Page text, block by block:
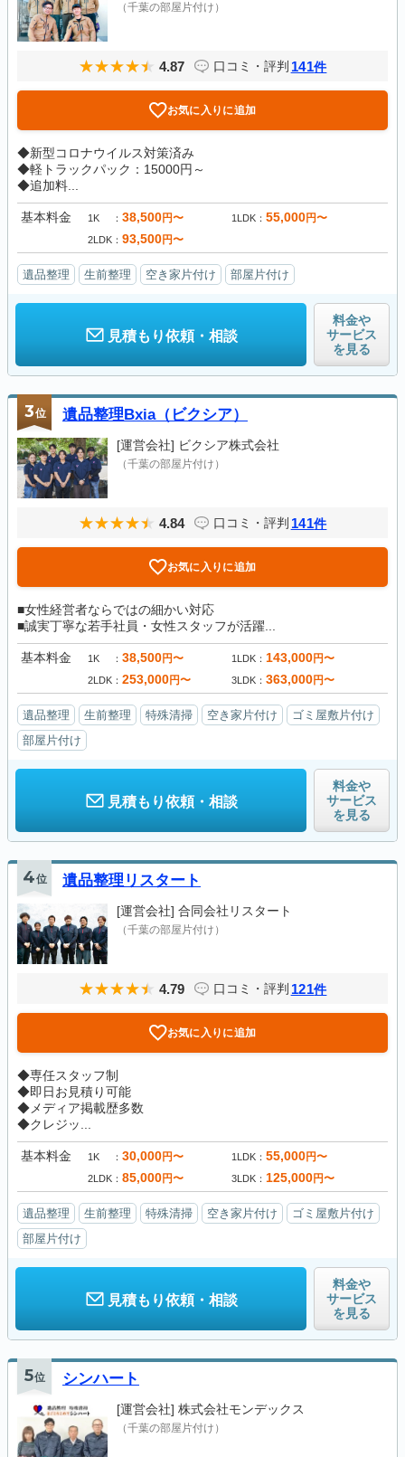
（千葉の部屋片付け）
4.87 口コミ・評判 141件
お気に入りに追加
◆新型コロナウイルス対策済み
◆軽トラックパック：15000円～
◆追加料...
基本料金 1K 38,500円〜 1LDK 55,000円〜
2LDK 93,500円〜
遺品整理 生前整理 空き家片付け 部屋片付け
見積もり依頼・相談
料金や
サービス
を見る
3位 遺品整理Bxia（ビクシア）
[運営会社] ビクシア株式会社
（千葉の部屋片付け）
4.84 口コミ・評判 141件
お気に入りに追加
■女性経営者ならではの細かい対応
■誠実丁寧な若手社員・女性スタッフが活躍...
基本料金 1K 38,500円〜 1LDK 143,000円〜
2LDK 253,000円〜 3LDK 363,000円〜
遺品整理 生前整理 特殊清掃 空き家片付け
ゴミ屋敷片付け
部屋片付け
見積もり依頼・相談
料金や
サービス
を見る
4位 遺品整理リスタート
[運営会社] 合同会社リスタート
（千葉の部屋片付け）
4.79 口コミ・評判 121件
お気に入りに追加
◆専任スタッフ制
◆即日お見積り可能
◆メディア掲載歴多数
◆クレジッ...
基本料金 1K 30,000円〜 1LDK 55,000円〜
2LDK 85,000円〜 3LDK 125,000円〜
遺品整理 生前整理 特殊清掃 空き家片付け
ゴミ屋敷片付け
部屋片付け
見積もり依頼・相談
料金や
サービス
を見る
5位 シンハート
[運営会社] 株式会社モンデックス
（千葉の部屋片付け）